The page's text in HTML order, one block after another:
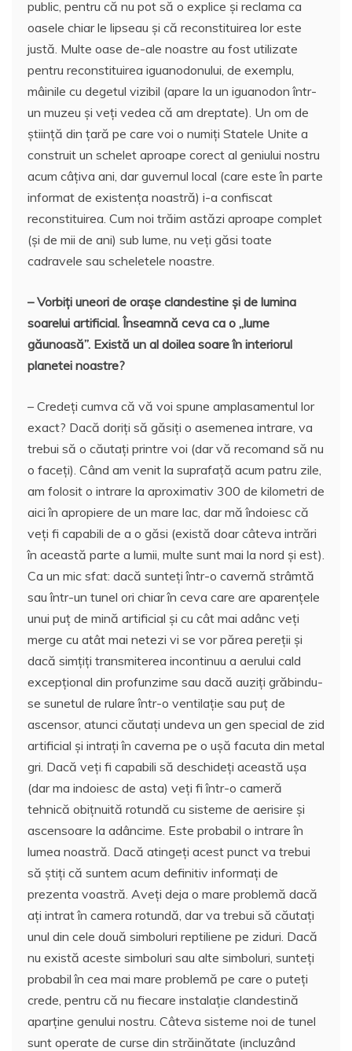
public, pentru că nu pot să o explice și reclama ca
oasele chiar le lipseau și că reconstituirea lor este
justă. Multe oase de-ale noastre au fost utilizate
pentru reconstituirea iguanodonului, de exemplu,
mâinile cu degetul vizibil (apare la un iguanodon într-
un muzeu și veți vedea că am dreptate). Un om de
știință din țară pe care voi o numiți Statele Unite a
construit un schelet aproape corect al geniului nostru
acum câțiva ani, dar guvernul local (care este în parte
informat de existența noastră) i-a confiscat
reconstituirea. Cum noi trăim astăzi aproape complet
(și de mii de ani) sub lume, nu veți găsi toate
cadravele sau scheletele noastre.
– Vorbiți uneori de orașe clandestine și de lumina
soarelui artificial. Înseamnă ceva ca o „lume
găunoasă”. Există un al doilea soare în interiorul
planetei noastre?
– Credeți cumva că vă voi spune amplasamentul lor
exact? Dacă doriți să găsiți o asemenea intrare, va
trebui să o căutați printre voi (dar vă recomand să nu
o faceți). Când am venit la suprafață acum patru zile,
am folosit o intrare la aproximativ 300 de kilometri de
aici în apropiere de un mare lac, dar mă îndoiesc că
veți fi capabili de a o găsi (există doar câteva intrări
în această parte a lumii, multe sunt mai la nord și est).
Ca un mic sfat: dacă sunteți într-o cavernă strâmtă
sau într-un tunel ori chiar în ceva care are aparențele
unui puț de mină artificial și cu cât mai adânc veți
merge cu atât mai netezi vi se vor părea pereții și
dacă simțiți transmiterea incontinuu a aerului cald
excepțional din profunzime sau dacă auziți grăbindu-
se sunetul de rulare într-o ventilație sau puț de
ascensor, atunci căutați undeva un gen special de zid
artificial și intrați în caverna pe o ușă facuta din metal
gri. Dacă veți fi capabili să deschideți această ușa
(dar ma indoiesc de asta) veți fi într-o cameră
tehnică obițnuită rotundă cu sisteme de aerisire și
ascensoare la adâncime. Este probabil o intrare în
lumea noastră. Dacă atingeți acest punct va trebui
să știți că suntem acum definitiv informați de
prezenta voastră. Aveți deja o mare problemă dacă
ați intrat în camera rotundă, dar va trebui să căutați
unul din cele două simboluri reptiliene pe ziduri. Dacă
nu există aceste simboluri sau alte simboluri, sunteți
probabil în cea mai mare problemă pe care o puteți
crede, pentru că nu fiecare instalație clandestină
aparține genului nostru. Câteva sisteme noi de tunel
sunt operate de curse din străinătate (incluzând